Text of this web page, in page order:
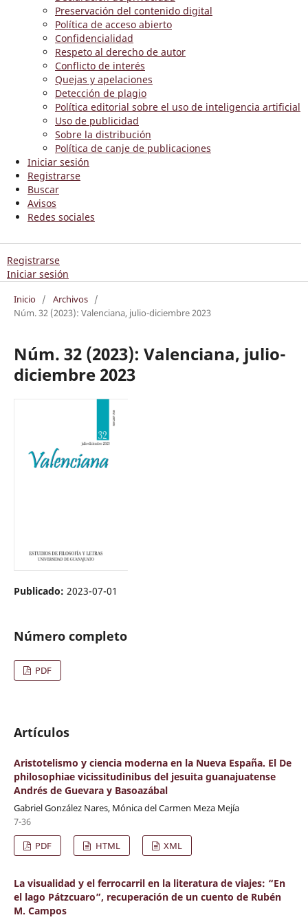
Preservación del contenido digital
Política de acceso abierto
Confidencialidad
Respeto al derecho de autor
Conflicto de interés
Quejas y apelaciones
Detección de plagio
Política editorial sobre el uso de inteligencia artificial
Uso de publicidad
Sobre la distribución
Política de canje de publicaciones
Iniciar sesión
Registrarse
Buscar
Avisos
Redes sociales
Registrarse
Iniciar sesión
Inicio / Archivos /
Núm. 32 (2023): Valenciana, julio-diciembre 2023
Núm. 32 (2023): Valenciana, julio-
diciembre 2023
Publicado: 2023-07-01
Número completo
PDF
Artículos
Aristotelismo y ciencia moderna en la Nueva España. El De
philosophiae vicissitudinibus del jesuita guanajuatense
Andrés de Guevara y Basoazábal
Gabriel González Nares, Mónica del Carmen Meza Mejía
7-36
PDF
HTML XML
La visualidad y el ferrocarril en la literatura de viajes: “En
el lago Pátzcuaro”, recuperación de un cuento de Rubén
M. Campos